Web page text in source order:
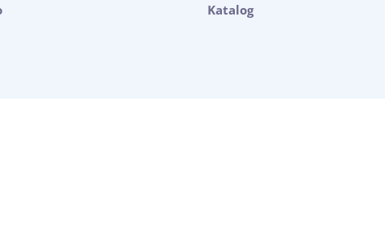
Katalog